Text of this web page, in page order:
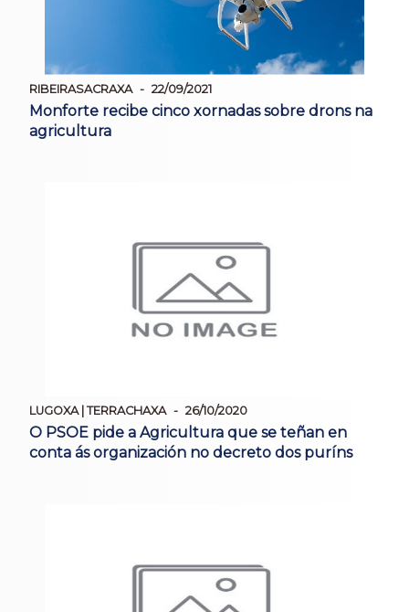
RIBEIRASACRAXA 22/09/2021
Monforte recibe cinco xornadas sobre drons na
agricultura
LUGOXA | TERRACHAXA 26/10/2020
O PSOE pide a Agricultura que se teñan en
conta ás organización no decreto dos puríns